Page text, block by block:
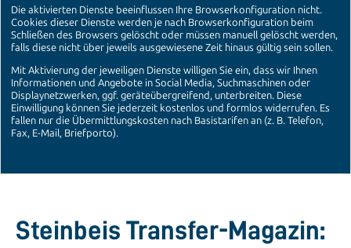
Steinbeis Transfer-Magazin: